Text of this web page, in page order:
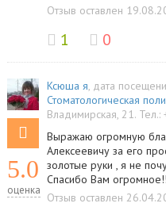
Отзыв оставлен
1 0
5.0
оценка
Ксюша я, дата
Стоматологическая
Владимирская, 21. Тел.:
Выражаю огромную
Алексеевичу за его
золотые руки , я не
Спасибо Вам
Отзыв оставлен